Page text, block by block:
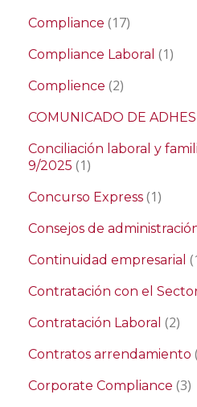
Compliance (17)
Compliance Laboral (1)
Complience (2)
COMUNICADO DE
Conciliación laboral y
9/2025 (1)
Concurso Express (1)
Consejos de
Continuidad empresarial
Contratación con el
Contratación Laboral (2)
Contratos arrendamiento
Corporate Compliance (3)